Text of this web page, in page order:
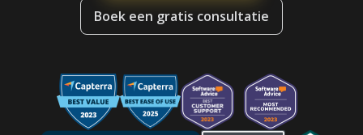
Boek een gratis consultatie